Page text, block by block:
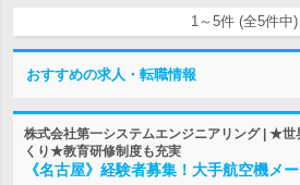
1～5件 (全5件中)
おすすめの求人・転職情報
株式会社第一システムエンジニアリング | ★世
くり★教育研修制度も充実
《名古屋》経験者募集！大手航空機メ